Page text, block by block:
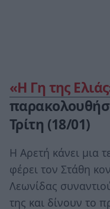
«Η Γη της
Τρίτη (18/01)
Η Αρετή κάνει μια
φέρει τον Στάθη
Λεωνίδας
της και δίνουν το